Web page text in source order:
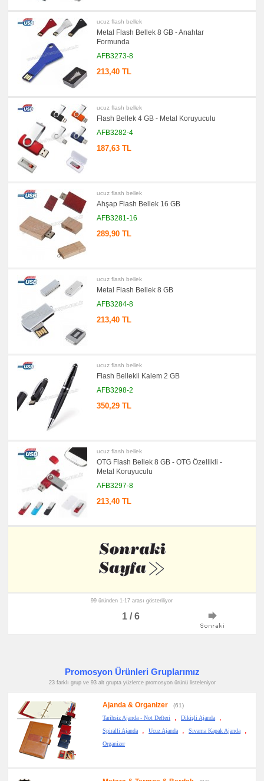
ucuz flash bellek
Metal Flash Bellek 8 GB - Anahtar
Formunda
AFB3273-8
213,40 TL
ucuz flash bellek
Flash Bellek 4 GB - Metal Koruyuculu
AFB3282-4
187,63 TL
ucuz flash bellek
Ahşap Flash Bellek 16 GB
AFB3281-16
289,90 TL
ucuz flash bellek
Metal Flash Bellek 8 GB
AFB3284-8
213,40 TL
ucuz flash bellek
Flash Bellekli Kalem 2 GB
AFB3298-2
350,29 TL
ucuz flash bellek
OTG Flash Bellek 8 GB - OTG Özellikli -
Metal Koruyuculu
AFB3297-8
213,40 TL
99 üründen 1-17 arası gösteriliyor
1 / 6
Promosyon Ürünleri Gruplarımız
23 farklı grup ve 93 alt grupta yüzlerce promosyon ürünü listeleniyor
Ajanda & Organizer
(61)
Tarihsiz Ajanda - Not Defteri
, Dikişli Ajanda ,
Spiralli Ajanda , Ucuz Ajanda , Sıvama Kapak Ajanda ,
Organizer
Bloknot
promosyon
Seti
&
Sümen
Takımı
Seti
Not
Tutucu
promosyon
Bilgisayar
Aksesuarları
Ürünler